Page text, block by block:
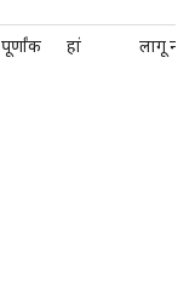
पूर्णांक हां लागू नहीं